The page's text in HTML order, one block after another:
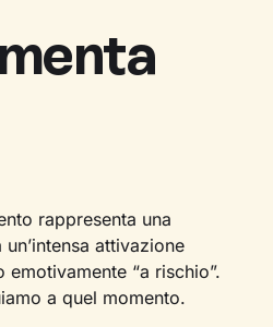
rappresenta una
attivazione
“a rischio”.
a quel momento.